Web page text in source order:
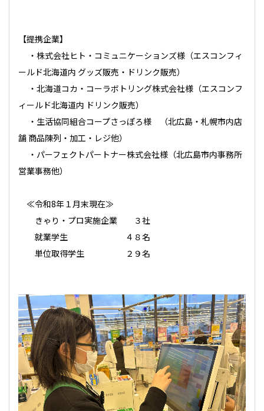
【提携企業】
・株式会社ヒト・コミュニケーションズ様 （エスコンフィ
ールド北海道内 グッズ販売・ドリンク販売）
・ 北海道コカ・コーラボトリング株式会社様（エスコンフ
ィールド北海道内 ドリンク販売）
・ 生活協同組合コープさっぽろ様
（北広島・札幌市内店
舗 商品陳列・加工・レジ他）
・ パーフェクトパートナー株式会社様 （北広島市内事務所
営業事務他）
≪令和8年１月末現在≫
きゃり・プロ実施企業 ３社
就業学生 ４８名
単位取得学生 ２９名